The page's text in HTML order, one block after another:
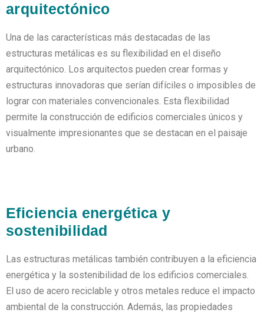
arquitectónico
Una de las características más destacadas de las
estructuras metálicas es su flexibilidad en el diseño
arquitectónico. Los arquitectos pueden crear formas y
estructuras innovadoras que serían difíciles o imposibles de
lograr con materiales convencionales. Esta flexibilidad
permite la construcción de edificios comerciales únicos y
visualmente impresionantes que se destacan en el paisaje
urbano.
Eficiencia energética y
sostenibilidad
Las estructuras metálicas también contribuyen a la eficiencia
energética y la sostenibilidad de los edificios comerciales.
El uso de acero reciclable y otros metales reduce el impacto
ambiental de la construcción. Además, las propiedades